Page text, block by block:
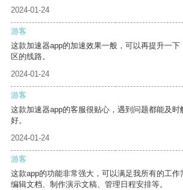
2024-01-24
游客
这款加速器app的加速效果一般，可以再提升一
区的线路。
2024-01-24
游客
这款加速器app的客服很贴心，遇到问题都能及时
好。
2024-01-24
游客
这款app的功能非常强大，可以满足我所有的工
编辑文档、制作演示文稿、管理日程安排等。